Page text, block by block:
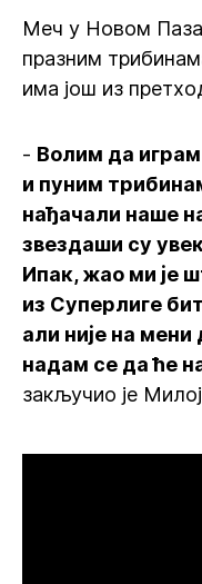
Меч у Новом
празним
има још из
- Волим да
и пуним
нађачали наше
звездаши су
Ипак, жао ми је
из Суперлиге
али није на
надам се да ће
закључио је